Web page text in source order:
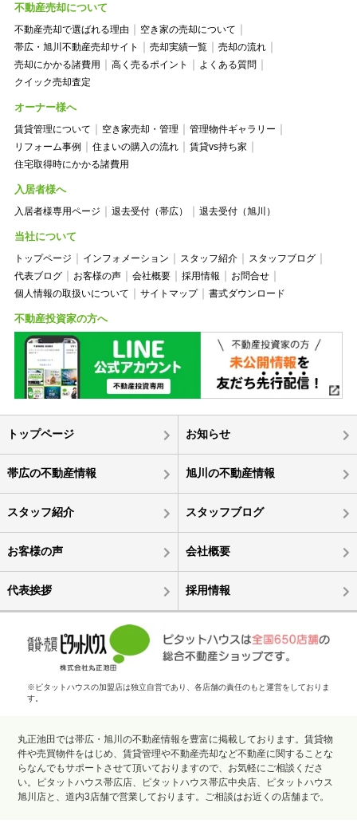
不動産売却について
不動産売却で選ばれる理由
空き家の売却について
帯広・旭川不動産売却サイト
売却実績一覧
売却の流れ
売却にかかる諸費用
高く売るポイント
よくある質問
クイック売却査定
オーナー様へ
賃貸管理について 空き家売却・管理
管理物件ギャラリー
リフォーム事例
住まいの購入の流れ
賃貸vs持ち家
住宅取得時にかかる諸費用
入居者様へ
入居者様専用ページ 退去受付（帯広） 退去受付（旭川）
当社について
トップページ インフォメーション スタッフ紹介
スタッフブログ
代表ブログ
お客様の声 会社概要 採用情報
お問合せ
個人情報の取扱いについて
サイトマップ 書式ダウンロード
不動産投資家の方へ
トップページ お知らせ
帯広の不動産情報 旭川の不動産情報
スタッフ紹介 スタッフブログ
お客様の声 会社概要
代表挨拶 採用情報
※ピタットハウスの加盟店は独立自営であり、各店舗の責任のもと運営をしておりま
す。
丸正池田では帯広・旭川の不動産情報を豊富に掲載しております。賃貸物
件や売買物件をはじめ、賃貸管理や不動産売却など不動産に関することな
らなんでもサポートさせて頂いておりますので、お気軽にご相談くださ
い。ピタットハウス帯広店、ピタットハウス帯広中央店、ピタットハウス
旭川店と、道内3店舗で営業しております。ご相談はお近くの店舗まで。